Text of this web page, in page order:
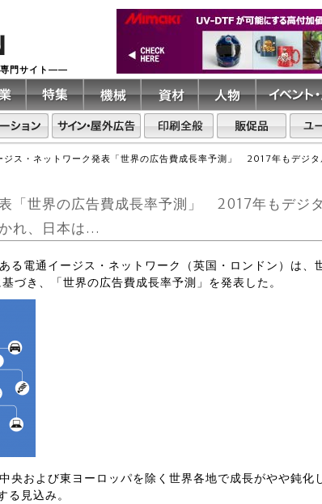
専門サイト――
ジス・ネットワーク発表「世界の広告費成長率予測」 2017年もデジ
「世界の広告費成長率予測」 2017年もデジタ
れ、日本は…
る電通イージス・ネットワーク（英国・ロンドン）は、
づき、「世界の広告費成長率予測」を発表した。
央および東ヨーロッパを除く世界各地で成長がやや鈍化
見込み。